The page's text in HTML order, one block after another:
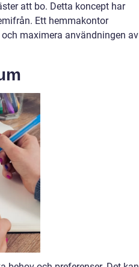
att bo. Detta koncept har
Ett hemmakontor
maximera användningen av